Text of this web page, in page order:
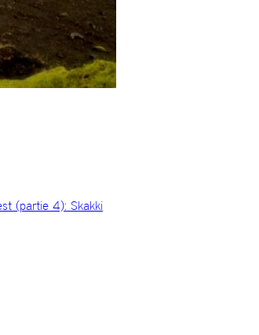
(partie 4): Skakki